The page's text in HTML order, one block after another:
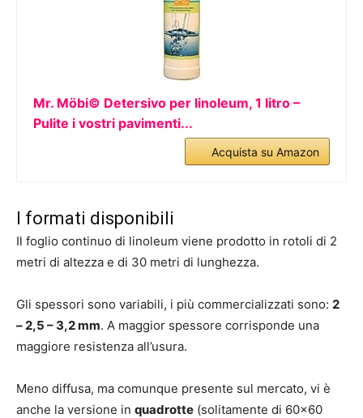
Mr. Möbi© Detersivo per linoleum, 1 litro –
Pulite i vostri pavimenti...
Acquista su Amazon
I formati disponibili
Il foglio continuo di linoleum viene prodotto in rotoli di 2
metri di altezza e di 30 metri di lunghezza.
Gli spessori sono variabili, i più commercializzati sono: 2
– 2,5 – 3,2 mm. A maggior spessore corrisponde una
maggiore resistenza all’usura.
Meno diffusa, ma comunque presente sul mercato, vi è
anche la versione in quadrotte (solitamente di 60×60